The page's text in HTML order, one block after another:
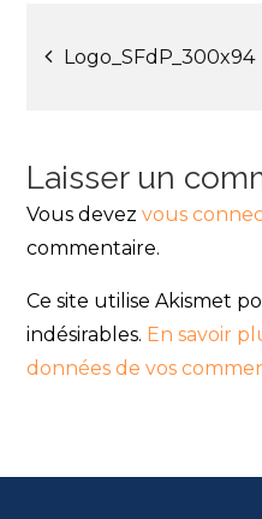
Navigation
l’article
Logo_SFdP_300x94
Laisser un
Vous devezvous
commentaire.
Ce site utilise Akismet
indésirables. En savoir
données de vos